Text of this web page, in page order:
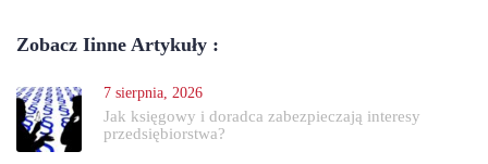
Zobacz Iinne Artykuły :
7 sierpnia, 2026
Jak księgowy i doradca zabezpieczają interesy
przedsiębiorstwa?